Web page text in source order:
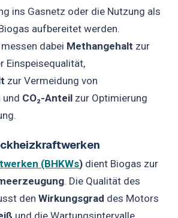
ins Gasnetz oder die Nutzung als
aufbereitet werden.
dabei Methangehalt zur
Einspeisequalität,
zur Vermeidung von
und CO₂-Anteil zur Optimierung
(BHKWs) dient Biogas zur
. Die Qualität des
denWirkungsgrad des Motors
und die Wartungsintervalle.